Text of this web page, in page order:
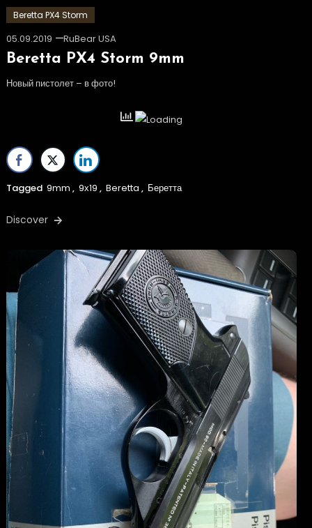
Beretta PX4 Storm
05.09.2019 RuBear USA
Beretta PX4 Storm 9mm
Новый пистолет – в фото!
Tagged 9mm , 9х19 , Beretta , Беретта
Discover